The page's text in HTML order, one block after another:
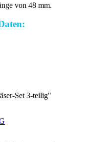
von 48 mm.
Set 3-teilig"